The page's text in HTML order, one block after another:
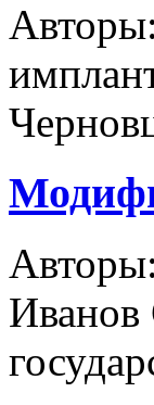
Авторы:
Авторы: